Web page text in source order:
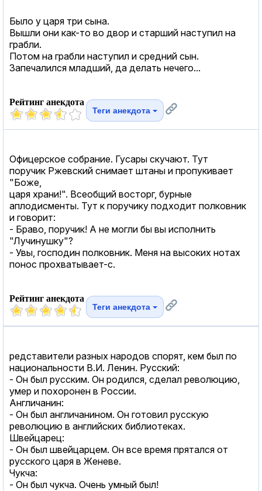
Было у царя три сына.
Вышли они как-то во двор и старший наступил на
грабли.
Потом на грабли наступил и средний сын.
Запечалился младший, да делать нечего...
Рейтинг анекдота
Теги анекдота
Офицерское собрание. Гусары скучают. Тут
поручик Ржевский снимает штаны и пропукивает
"Боже,
царя храни!". Всеобщий восторг, бурные
аплодисменты. Тут к поручику подходит полковник
и говорит:
- Браво, поручик! А не могли бы вы исполнить
"Лучинушку"?
- Увы, господин полковник. Меня на высоких нотах
понос прохватывает-с.
Рейтинг анекдота
Теги анекдота
редставители разных народов спорят, кем был по
национальности В.И. Ленин. Русский:
- Он был русским. Он родился, сделал революцию,
умер и похоронен в России.
Англичанин:
- Он был англичанином. Он готовил русскую
революцию в английских библиотеках.
Швейцарец:
- Он был швейцарцем. Он все время прятался от
русского царя в Женеве.
Чукча:
- Он был чукча. Очень умный был!